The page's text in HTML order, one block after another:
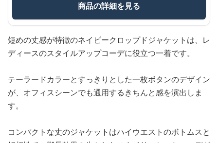
商品の詳細を見る
短めの丈感が特徴のネイビークロップドジャケットは、レ
ディースのスタイルアップコーデに役立つ一着です。
テーラードカラーとすっきりとした一枚ボタンのデザイン
が、オフィスシーンでも通用するきちんと感を演出しま
す。
コンパクトな丈のジャケットはハイウエストのボトムスと